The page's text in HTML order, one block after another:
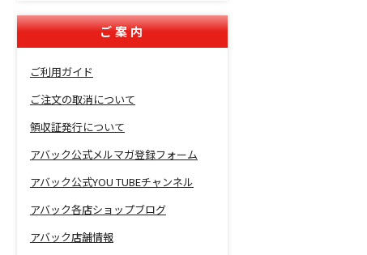
ご案内
ご利用ガイド
ご注文の取消について
領収証発行について
アバック公式メルマガ登録フォーム
アバック公式YOU TUBEチャンネル
アバック各店ショップブログ
アバック店舗情報